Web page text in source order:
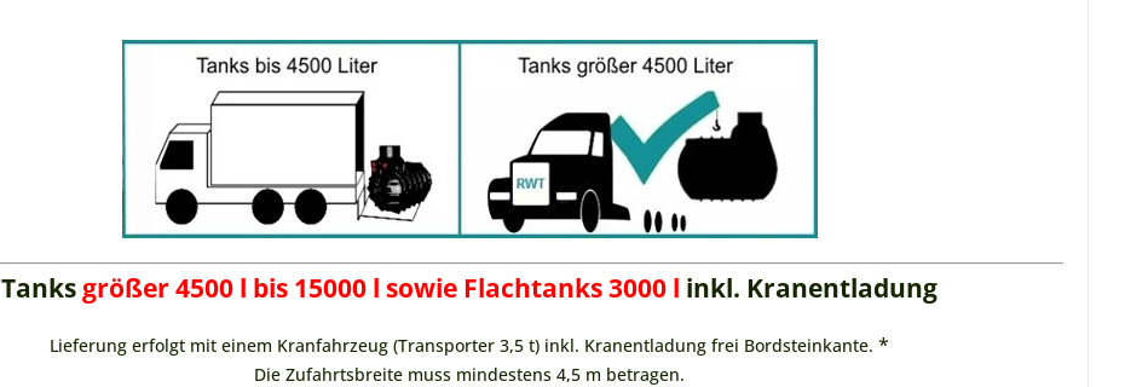
Tanksgrößer 4500 l bis 15000 l sowie Flachtanks 3000 l inkl. Kranentladung
Lieferung erfolgt mit einem Kranfahrzeug (Transporter 3,5 t) inkl. Kranentladung frei Bordsteinkante. *
Die Zufahrtsbreite muss mindestens 4,5 m betragen.